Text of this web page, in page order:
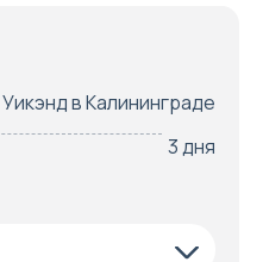
Уикэнд в Калининграде
3 дня